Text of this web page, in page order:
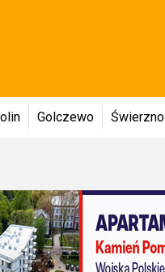
Golczewo Świerzno